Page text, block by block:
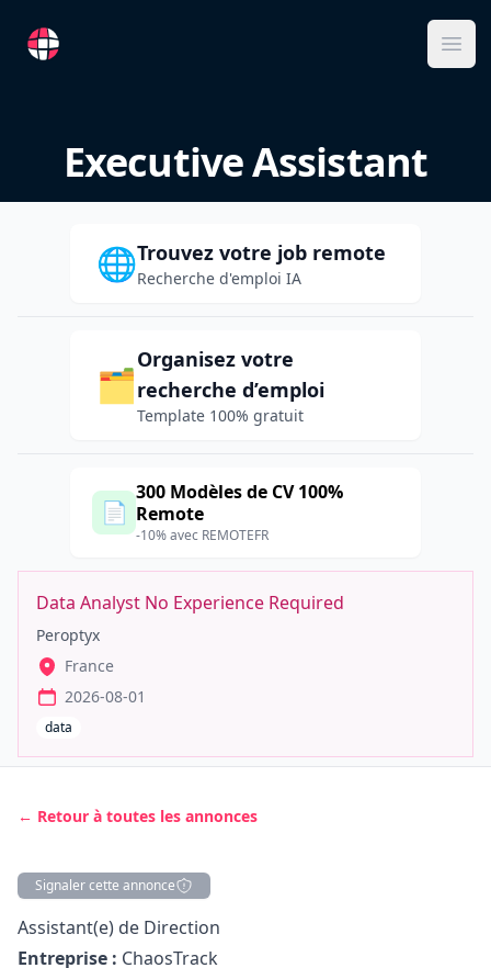
RemoteFR
Executive Assistant
🌐Trouvez votre job remote
Recherche d'emploi IA
🗂️
Organisez votre
recherche d’emploi
Template 100% gratuit
📄
300 Modèles de CV 100%
Remote
-10% avec REMOTEFR
Data Analyst No Experience Required
Peroptyx
France
2026-08-01
data
← Retour à toutes les annonces
Signaler cette annonce
Description
Assistant(e) de Direction
Entreprise : ChaosTrack